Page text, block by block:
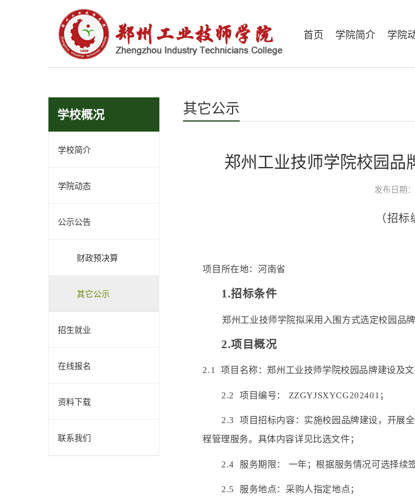
首页 学院简介 学院
学校概况
学校简介
学院动态
公示公告
财政预决算
其它公示
招生就业
在线报名
资料下载
联系我们
其它公示
郑州工业技师学院校园品
发布日期
（招标
项目所在地：河南省
1.招标条件
郑州工业技师学院拟采用入围方式选定校园品
2.项目概况
2.1 项目名称：郑州工业技师学院校园品牌建设及文
2.2 项目编号： ZZGYJSXYCG202401；
2.3 项目招标内容：实施校园品牌建设，开展
程管理服务。具体内容详见比选文件；
2.4 服务期限： 一年；根据服务情况可选择续
2.5 服务地点：采购人指定地点；